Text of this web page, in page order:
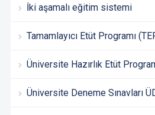
İki aşamalı eğitim sistemi
Tamamlayıcı Etüt Programı
Üniversite Hazırlık Etüt
Üniversite Deneme Sınavları